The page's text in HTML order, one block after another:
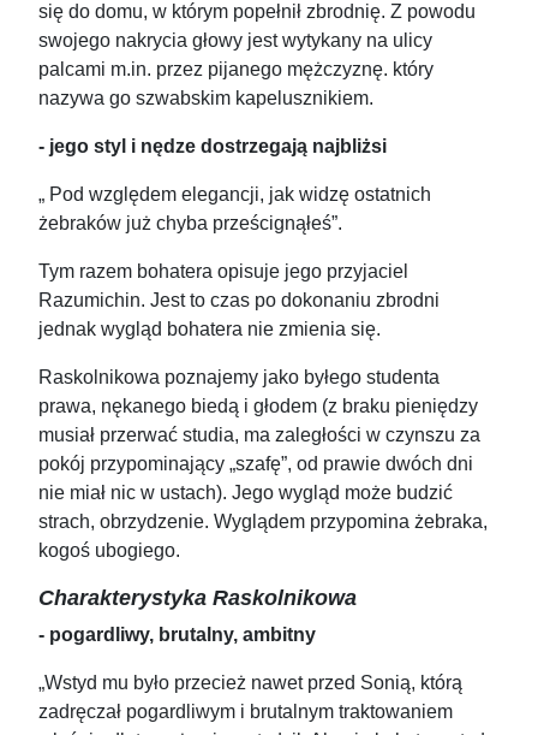
się do domu, w którym popełnił zbrodnię. Z powodu
swojego nakrycia głowy jest wytykany na ulicy
palcami m.in. przez pijanego mężczyznę. który
nazywa go szwabskim kapelusznikiem.
- jego styl i nędze dostrzegają najbliżsi
„ Pod względem elegancji, jak widzę ostatnich
żebraków już chyba prześcignąłeś”.
Tym razem bohatera opisuje jego przyjaciel
Razumichin. Jest to czas po dokonaniu zbrodni
jednak wygląd bohatera nie zmienia się.
Raskolnikowa poznajemy jako byłego studenta
prawa, nękanego biedą i głodem (z braku pieniędzy
musiał przerwać studia, ma zaległości w czynszu za
pokój przypominający „szafę”, od prawie dwóch dni
nie miał nic w ustach). Jego wygląd może budzić
strach, obrzydzenie. Wyglądem przypomina żebraka,
kogoś ubogiego.
Charakterystyka Raskolnikowa
- pogardliwy, brutalny, ambitny
„Wstyd mu było przecież nawet przed Sonią, którą
zadręczał pogardliwym i brutalnym traktowaniem